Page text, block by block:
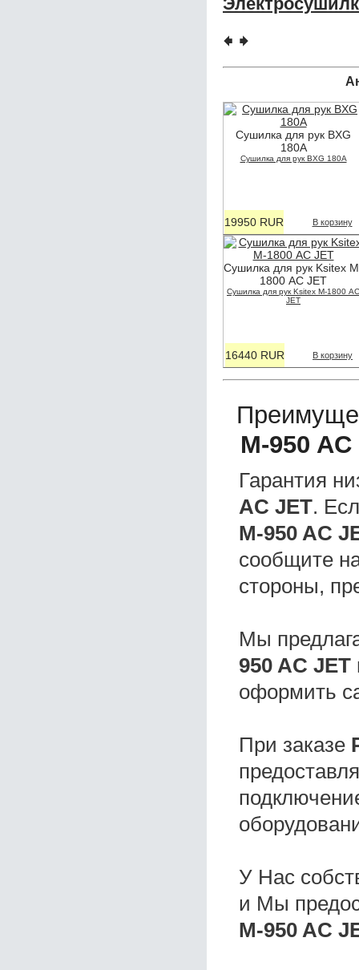
🠸 🠺
Сушилка для рук BXG
180A
Сушилка для рук BXG 180A
19950 RUR В корзину
Сушилка для рук Ksitex
1800 АС JET
Сушилка для рук Ksitex M-1800 АС
JET
16440 RUR В корзину
M-950
Гарантия
AC JET.
M-950 AC
сообщите
стороны,
Мы
950 AC JET
оформить
При заказе
У Нас
и Мы
M-950 AC